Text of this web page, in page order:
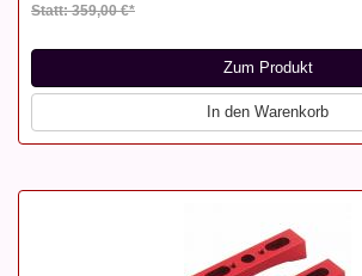
Statt: 359,00 €*
Zum Produkt
In den Warenkorb